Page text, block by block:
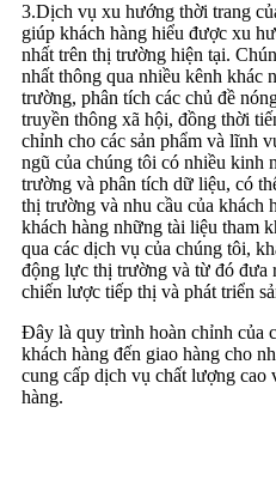
3.Dịch vụ xu hướng thời trang
giúp khách hàng hiểu được xu
nhất trên thị trường hiện tại.
nhất thông qua nhiều kênh khác
trường, phân tích các chủ đề
truyền thông xã hội, đồng thời
chỉnh cho các sản phẩm và lĩnh
ngũ của chúng tôi có nhiều kinh
trường và phân tích dữ liệu, có
thị trường và nhu cầu của khách
khách hàng những tài liệu tham
qua các dịch vụ của chúng tôi,
động lực thị trường và từ đó đưa
chiến lược tiếp thị và phát triển
Đây là quy trình hoàn chỉnh của
khách hàng đến giao hàng cho
cung cấp dịch vụ chất lượng cao
hàng.